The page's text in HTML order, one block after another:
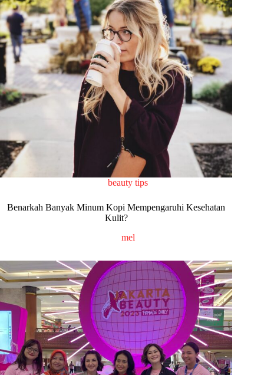
beauty tips
Benarkah Banyak Minum Kopi Mempengaruhi Kesehatan
Kulit?
mel